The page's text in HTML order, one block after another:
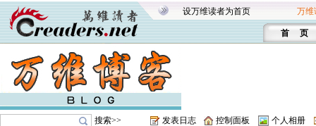
设万维读者为首页 万维
首 页
搜索>> 发表日志 控制面板 个人相册